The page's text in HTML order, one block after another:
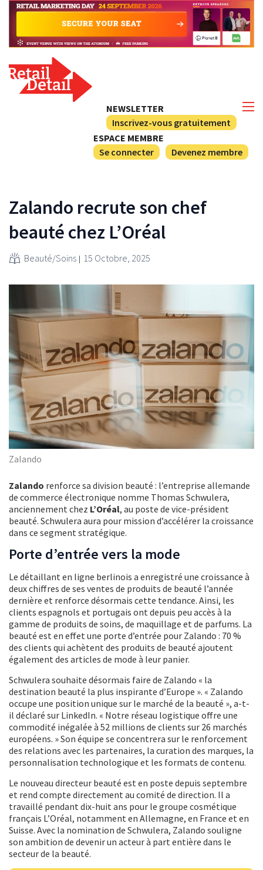
NEWSLETTER
Inscrivez-vous gratuitement
ESPACE MEMBRE
Se connecter
Devenez membre
Zalando recrute son chef
beauté chez L’Oréal
Beauté/Soins 15 Octobre, 2025
Zalando
Zalando renforce sa division beauté : l’entreprise allemande
de commerce électronique nomme Thomas Schwulera,
anciennement chez L’Oréal, au poste de vice-président
beauté. Schwulera aura pour mission d’accélérer la croissance
dans ce segment stratégique.
Porte d’entrée vers la mode
Le détaillant en ligne berlinois a enregistré une croissance à
deux chiffres de ses ventes de produits de beauté l’année
dernière et renforce désormais cette tendance. Ainsi, les
clients espagnols et portugais ont depuis peu accès à la
gamme de produits de soins, de maquillage et de parfums. La
beauté est en effet une porte d’entrée pour Zalando : 70 %
des clients qui achètent des produits de beauté ajoutent
également des articles de mode à leur panier.
Schwulera souhaite désormais faire de Zalando « la
destination beauté la plus inspirante d’Europe ». « Zalando
occupe une position unique sur le marché de la beauté », a-t-
il déclaré sur LinkedIn. « Notre réseau logistique offre une
commodité inégalée à 52 millions de clients sur 26 marchés
européens. » Son équipe se concentrera sur le renforcement
des relations avec les partenaires, la curation des marques, la
personnalisation technologique et les formats de contenu.
Le nouveau directeur beauté est en poste depuis septembre
et rend compte directement au comité de direction. Il a
travaillé pendant dix-huit ans pour le groupe cosmétique
français L’Oréal, notamment en Allemagne, en France et en
Suisse. Avec la nomination de Schwulera, Zalando souligne
son ambition de devenir un acteur à part entière dans le
secteur de la beauté.